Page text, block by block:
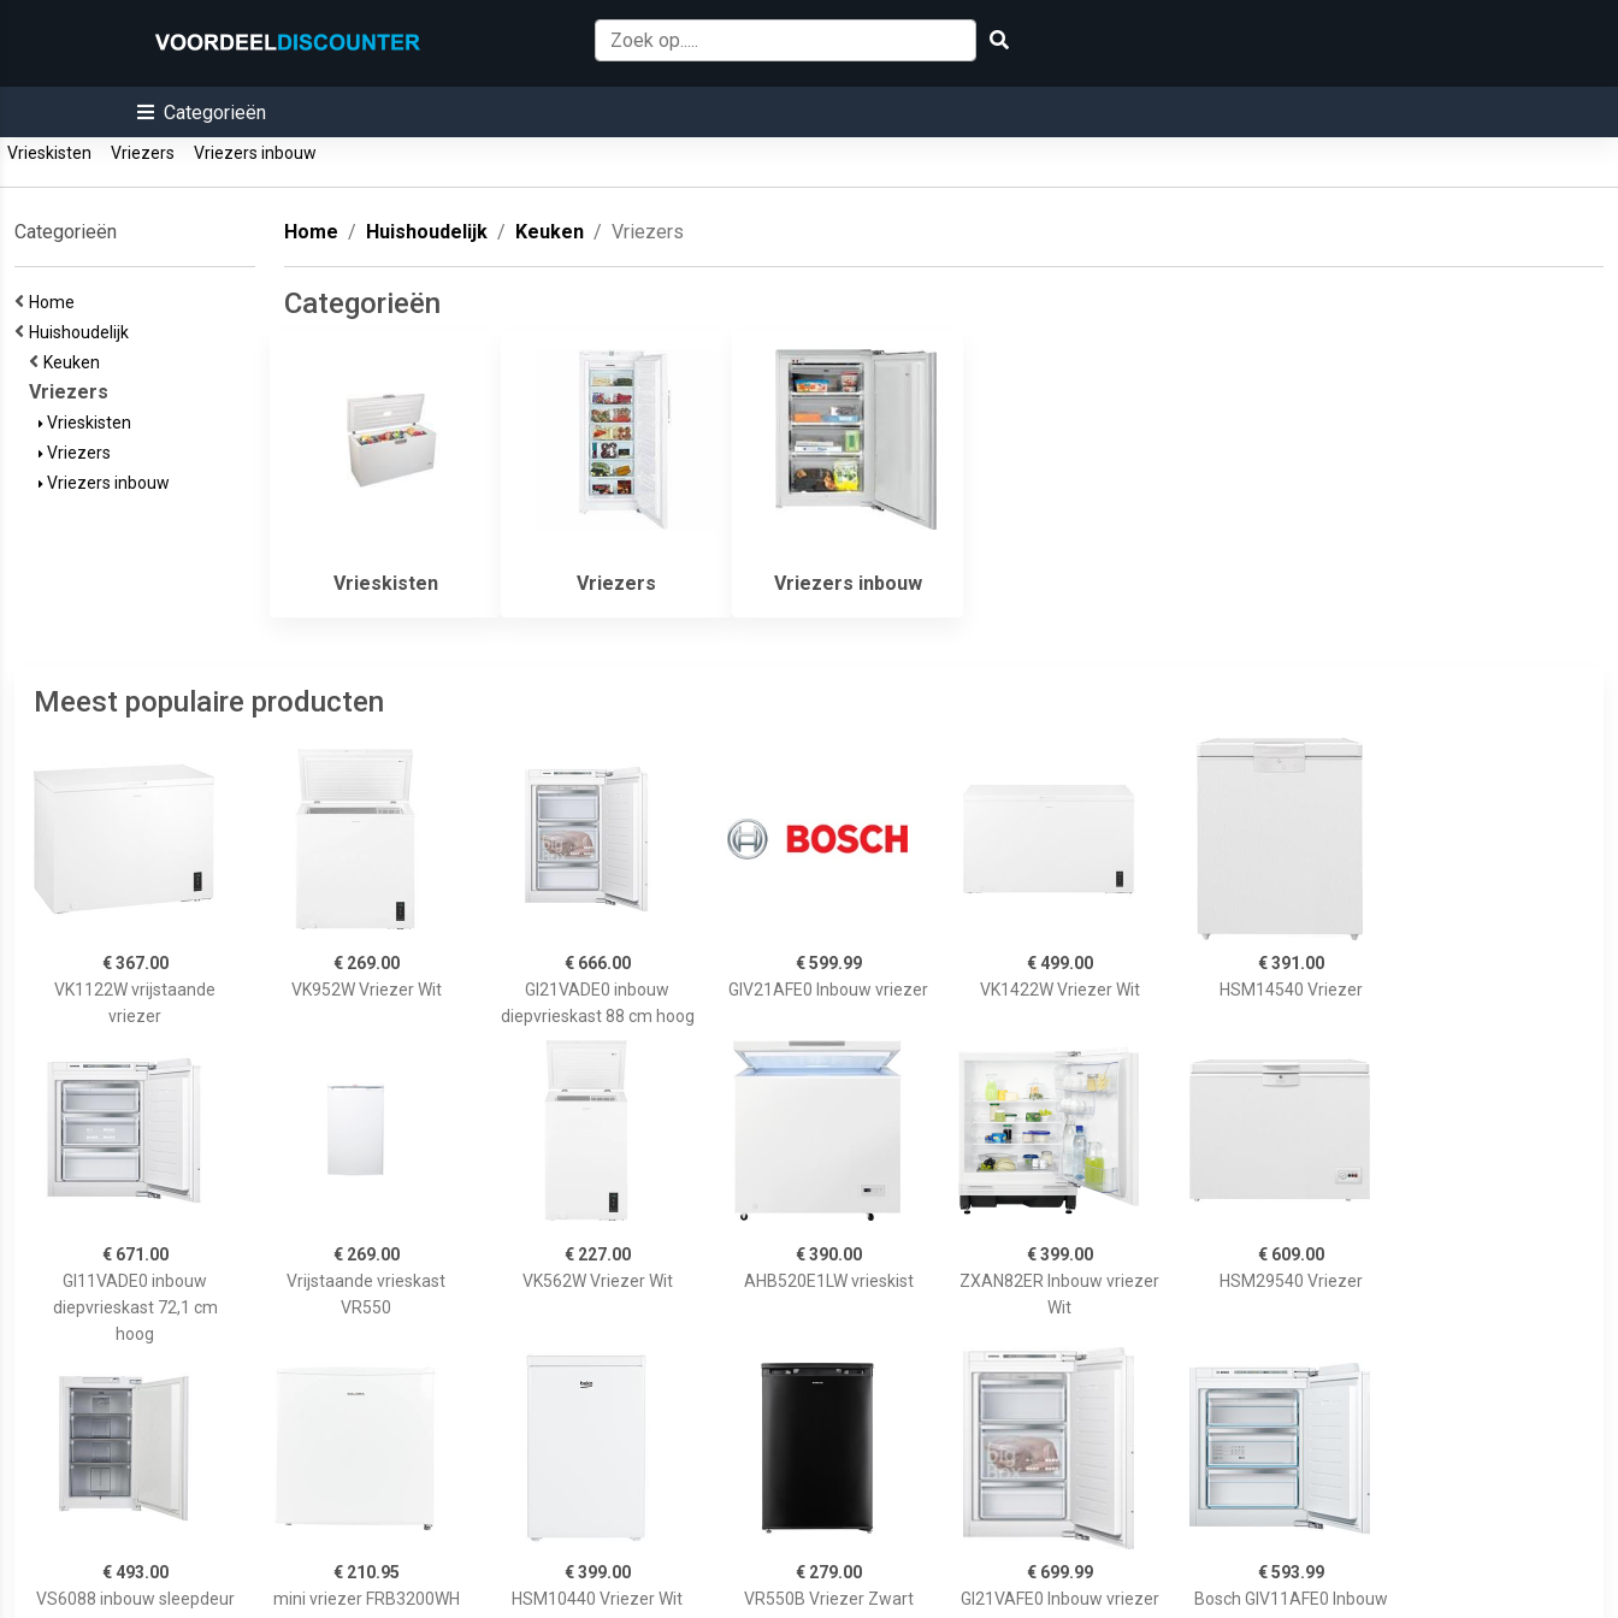
Categorieën
Vrieskisten Vriezers Vriezers inbouw
Categorieën
Home
Huishoudelijk
Keuken
Vriezers
Vrieskisten
Vriezers
Vriezers inbouw
Home Huishoudelijk Keuken Vriezers
Categorieën
Vrieskisten Vriezers Vriezers inbouw
Meest populaire producten
€ 367.00
VK1122W vrijstaande
vriezer
€ 269.00
VK952W Vriezer Wit
€ 666.00
GI21VADE0 inbouw
diepvrieskast 88 cm hoog
€ 599.99
GIV21AFE0 Inbouw vriezer
€ 499.00
VK1422W Vriezer Wit
€ 391.00
HSM14540 Vriezer
€ 671.00
GI11VADE0 inbouw
diepvrieskast 72,1 cm
hoog
€ 269.00
Vrijstaande vrieskast
VR550
€ 227.00
VK562W Vriezer Wit
€ 390.00
AHB520E1LW vrieskist
€ 399.00
ZXAN82ER Inbouw vriezer
Wit
€ 609.00
HSM29540 Vriezer
€ 493.00
VS6088 inbouw sleepdeur
€ 210.95
mini vriezer FRB3200WH
€ 399.00
HSM10440 Vriezer Wit
€ 279.00
VR550B Vriezer Zwart
€ 699.99
GI21VAFE0 Inbouw vriezer
€ 593.99
Bosch GIV11AFE0 Inbouw